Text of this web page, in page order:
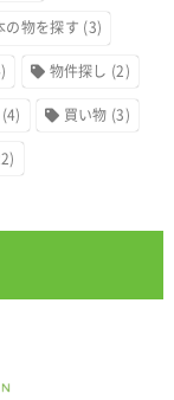
の物を探す (3)
物件探し (2)
(4) 買い物 (3)